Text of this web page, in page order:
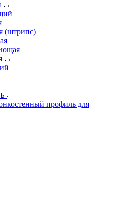
(штрипс)
профиль для